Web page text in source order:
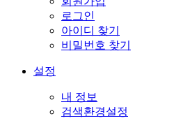
로그인
아이디 찾기
비밀번호 찾기
설정
내 정보
검색환경설정